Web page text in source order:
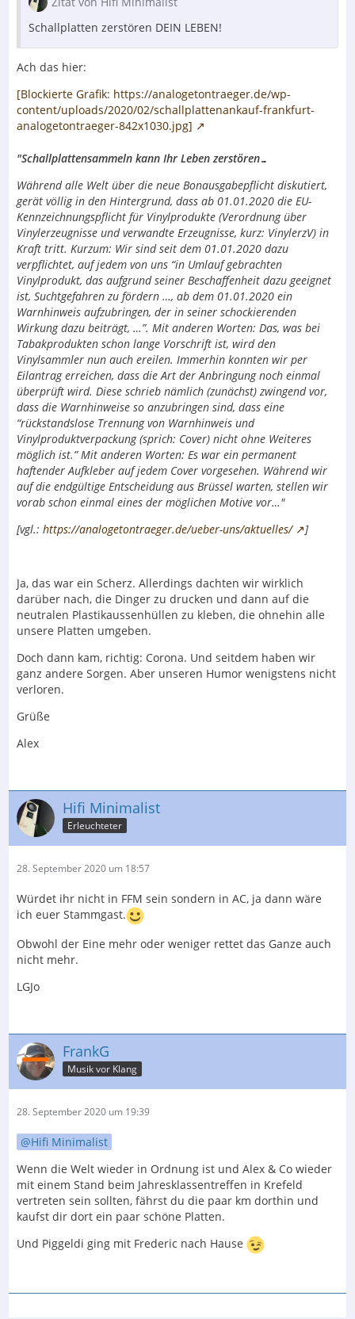
Schallplatten zerstören DEIN LEBEN!
Ach das hier:
[Blockierte Grafik: https://analogetontraeger.de/wp-
content/uploads/2020/02/schallplattenankauf-frankfurt-
analogetontraeger-842x1030.jpg]
"Schallplattensammeln kann Ihr Leben zerstören…
Während alle Welt über die neue Bonausgabepflicht diskutiert,
gerät völlig in den Hintergrund, dass ab 01.01.2020 die EU-
Kennzeichnungspflicht für Vinylprodukte (Verordnung über
Vinylerzeugnisse und verwandte Erzeugnisse, kurz: VinylerzV) in
Kraft tritt. Kurzum: Wir sind seit dem 01.01.2020 dazu
verpflichtet, auf jedem von uns “in Umlauf gebrachten
Vinylprodukt, das aufgrund seiner Beschaffenheit dazu geeignet
ist, Suchtgefahren zu fördern …, ab dem 01.01.2020 ein
Warnhinweis aufzubringen, der in seiner schockierenden
Wirkung dazu beiträgt, …”. Mit anderen Worten: Das, was bei
Tabakprodukten schon lange Vorschrift ist, wird den
Vinylsammler nun auch ereilen. Immerhin konnten wir per
Eilantrag erreichen, dass die Art der Anbringung noch einmal
überprüft wird. Diese schrieb nämlich (zunächst) zwingend vor,
dass die Warnhinweise so anzubringen sind, dass eine
“rückstandslose Trennung von Warnhinweis und
Vinylproduktverpackung (sprich: Cover) nicht ohne Weiteres
möglich ist.” Mit anderen Worten: Es war ein permanent
haftender Aufkleber auf jedem Cover vorgesehen. Während wir
auf die endgültige Entscheidung aus Brüssel warten, stellen wir
vorab schon einmal eines der möglichen Motive vor…"
[vgl.: https://analogetontraeger.de/ueber-uns/aktuelles/ ]
Ja, das war ein Scherz. Allerdings dachten wir wirklich
darüber nach, die Dinger zu drucken und dann auf die
neutralen Plastikaussenhüllen zu kleben, die ohnehin alle
unsere Platten umgeben.
Doch dann kam, richtig: Corona. Und seitdem haben wir
ganz andere Sorgen. Aber unseren Humor wenigstens nicht
verloren.
Grüße
Alex
Hifi Minimalist
Erleuchteter
28. September 2020 um 18:57
Würdet ihr nicht in FFM sein sondern in AC, ja dann wäre
ich euer Stammgast.
Obwohl der Eine mehr oder weniger rettet das Ganze auch
nicht mehr.
LGJo
FrankG
Musik vor Klang
28. September 2020 um 19:39
Hifi Minimalist
Wenn die Welt wieder in Ordnung ist und Alex & Co wieder
mit einem Stand beim Jahresklassentreffen in Krefeld
vertreten sein sollten, fährst du die paar km dorthin und
kaufst dir dort ein paar schöne Platten.
Und Piggeldi ging mit Frederic nach Hause